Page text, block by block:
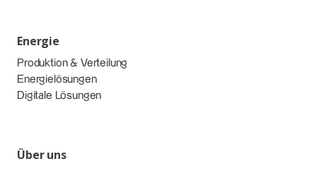
Energie
Produktion & Verteilung
Energielösungen
Digitale Lösungen
Über uns